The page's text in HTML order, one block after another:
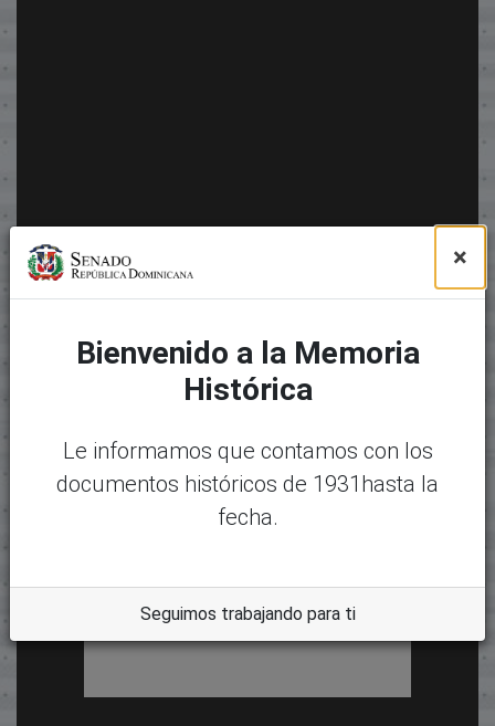
×
Bienvenido a la Memoria
Histórica
Le informamos que contamos con los
documentos históricos de 1931hasta la
fecha.
Seguimos trabajando para ti